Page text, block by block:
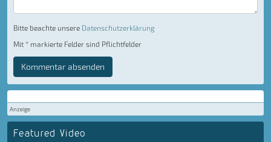
Bitte beachte unsere Datenschutzerklärung
Mit * markierte Felder sind Pflichtfelder
Kommentar absenden
Anzeige
Featured Video